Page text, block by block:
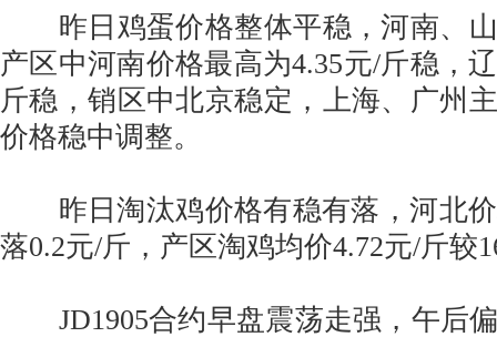
昨日鸡蛋价格整体平稳，河南、山
产区中河南价格最高为4.35元/斤稳，
斤稳，销区中北京稳定，上海、广州
价格稳中调整。
昨日淘汰鸡价格有稳有落，河北价
落0.2元/斤，产区淘鸡均价4.72元/斤较
JD1905合约早盘震荡走强，午后